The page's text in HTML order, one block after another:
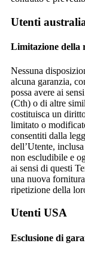
Utenti
Limitazione della
Nessuna
alcuna garanzia,
possa avere ai
(Cth) o di altre
costituisca un
limitato o
consentiti dalla
dell’Utente,
non escludibile e
ai sensi di questi
una nuova
ripetizione della
Utenti USA
Esclusione di